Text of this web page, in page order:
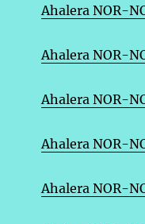
Ahalera NOR-
Ahalera NOR-
Ahalera NOR-
Ahalera NOR-
Ahalera NOR-